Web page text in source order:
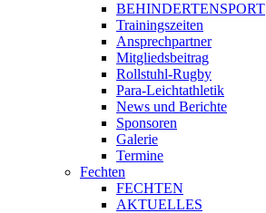
BEHINDERTENSPORT
Trainingszeiten
Ansprechpartner
Mitgliedsbeitrag
Rollstuhl-Rugby
Para-Leichtathletik
News und Berichte
Sponsoren
Galerie
Termine
Fechten
FECHTEN
AKTUELLES